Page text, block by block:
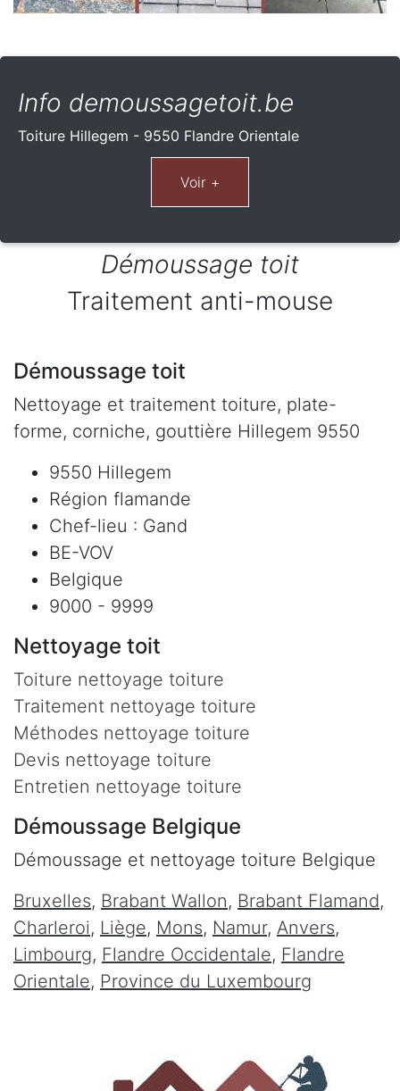
Info demoussagetoit.be
Toiture Hillegem - 9550 Flandre Orientale
Démoussage toit
Traitement anti-mouse
Démoussage toit
Nettoyage et traitement toiture, plate-
forme, corniche, gouttière Hillegem 9550
9550 Hillegem
Région flamande
Chef-lieu : Gand
BE-VOV
Belgique
9000 - 9999
Nettoyage toit
Toiture nettoyage toiture
Traitement nettoyage toiture
Méthodes nettoyage toiture
Devis nettoyage toiture
Entretien nettoyage toiture
Démoussage Belgique
Démoussage et nettoyage toiture Belgique
Bruxelles, Brabant Wallon, Brabant Flamand,
Charleroi, Liège, Mons, Namur, Anvers,
Limbourg, Flandre Occidentale, Flandre
Orientale, Province du Luxembourg